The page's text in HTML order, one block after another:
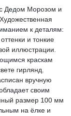
Дедом Морозом и
к деталям:
и тонкие
иллюстрации.
краскам
гирлянд.
вручную
своим
размер 100 мм
на ёлке и